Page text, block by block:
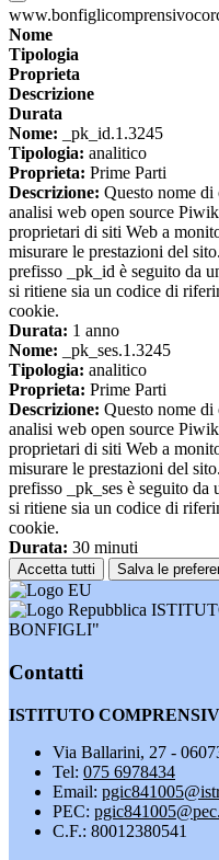
Nome
Tipologia
Proprieta
Descrizione
Durata
Nome: _pk_id.1.3245
Tipologia: analitico
Proprieta: Prime Parti
Descrizione: Questo nome di
analisi web open source
proprietari di siti Web a
misurare le prestazioni del
prefisso _pk_id è seguito da
si ritiene sia un codice di
cookie.
Durata: 1 anno
Nome: _pk_ses.1.3245
Tipologia: analitico
Proprieta: Prime Parti
Descrizione: Questo nome di
analisi web open source
proprietari di siti Web a
misurare le prestazioni del
prefisso _pk_ses è seguito da
si ritiene sia un codice di
cookie.
Durata: 30 minuti
Accetta tutti Salva le
BONFIGLI"
Contatti
ISTITUTO
Via Ballarini, 27 -
Tel: 075 6978434
Email:
PEC:
C.F.: 80012380541